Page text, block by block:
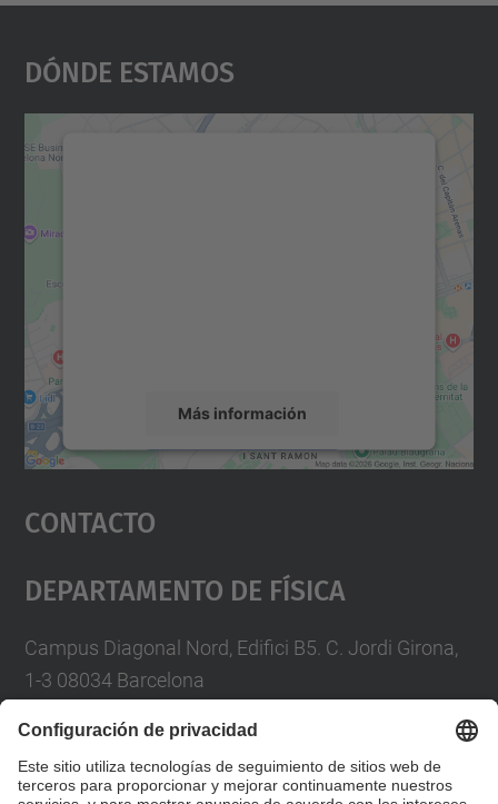
Dónde Estamos
Más información
Aceptar
powered by
Contacto
Departamento De Física
Campus Diagonal Nord, Edifici B5. C. Jordi Girona,
1-3 08034 Barcelona
Telèfon93 4017719
A/e usd.utgcnticupc.edu